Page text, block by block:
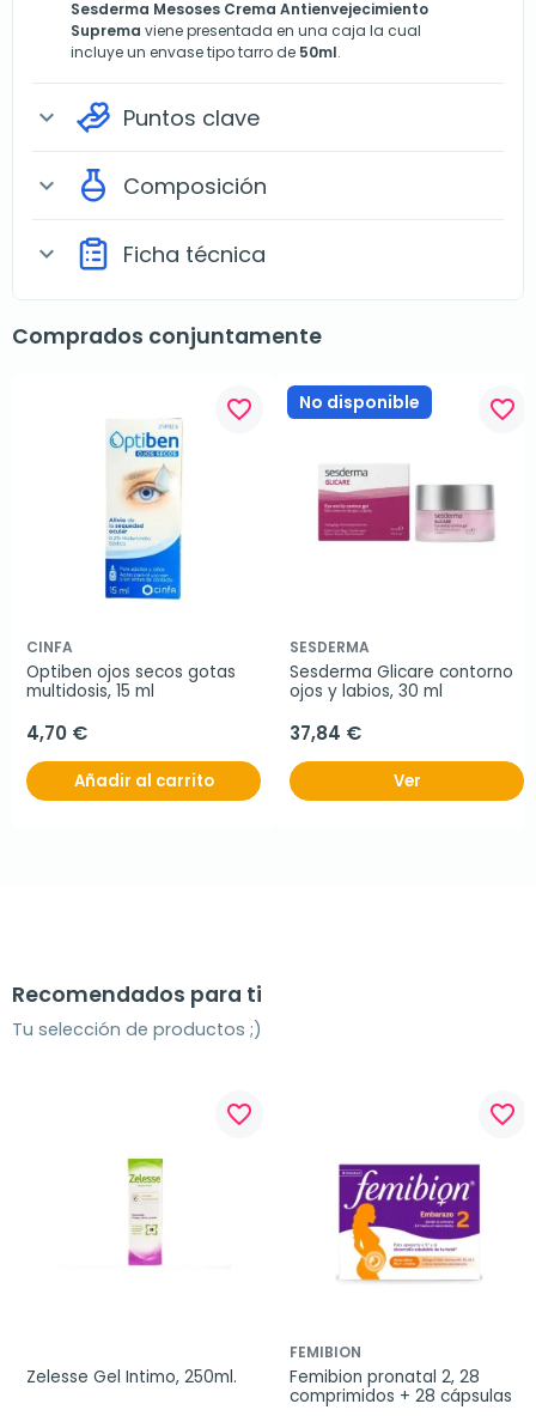
Sesderma Mesoses Crema Antienvejecimiento
Suprema viene presentada en una caja la cual
incluye un envase tipo tarro de 50ml.
expand_more Puntos clave
expand_more Composición
expand_more Ficha técnica
Comprados conjuntamente
favorite_border
CINFA
Optiben ojos secos gotas
multidosis, 15 ml
4,70 €
Añadir al carrito
No disponible favorite_border
SESDERMA
Sesderma Glicare contorno
ojos y labios, 30 ml
37,84 €
Ver
Recomendados para ti
Tu selección de productos ;)
favorite_border
Zelesse Gel Intimo, 250ml.
favorite_border
FEMIBION
Femibion pronatal 2, 28
comprimidos + 28 cápsulas